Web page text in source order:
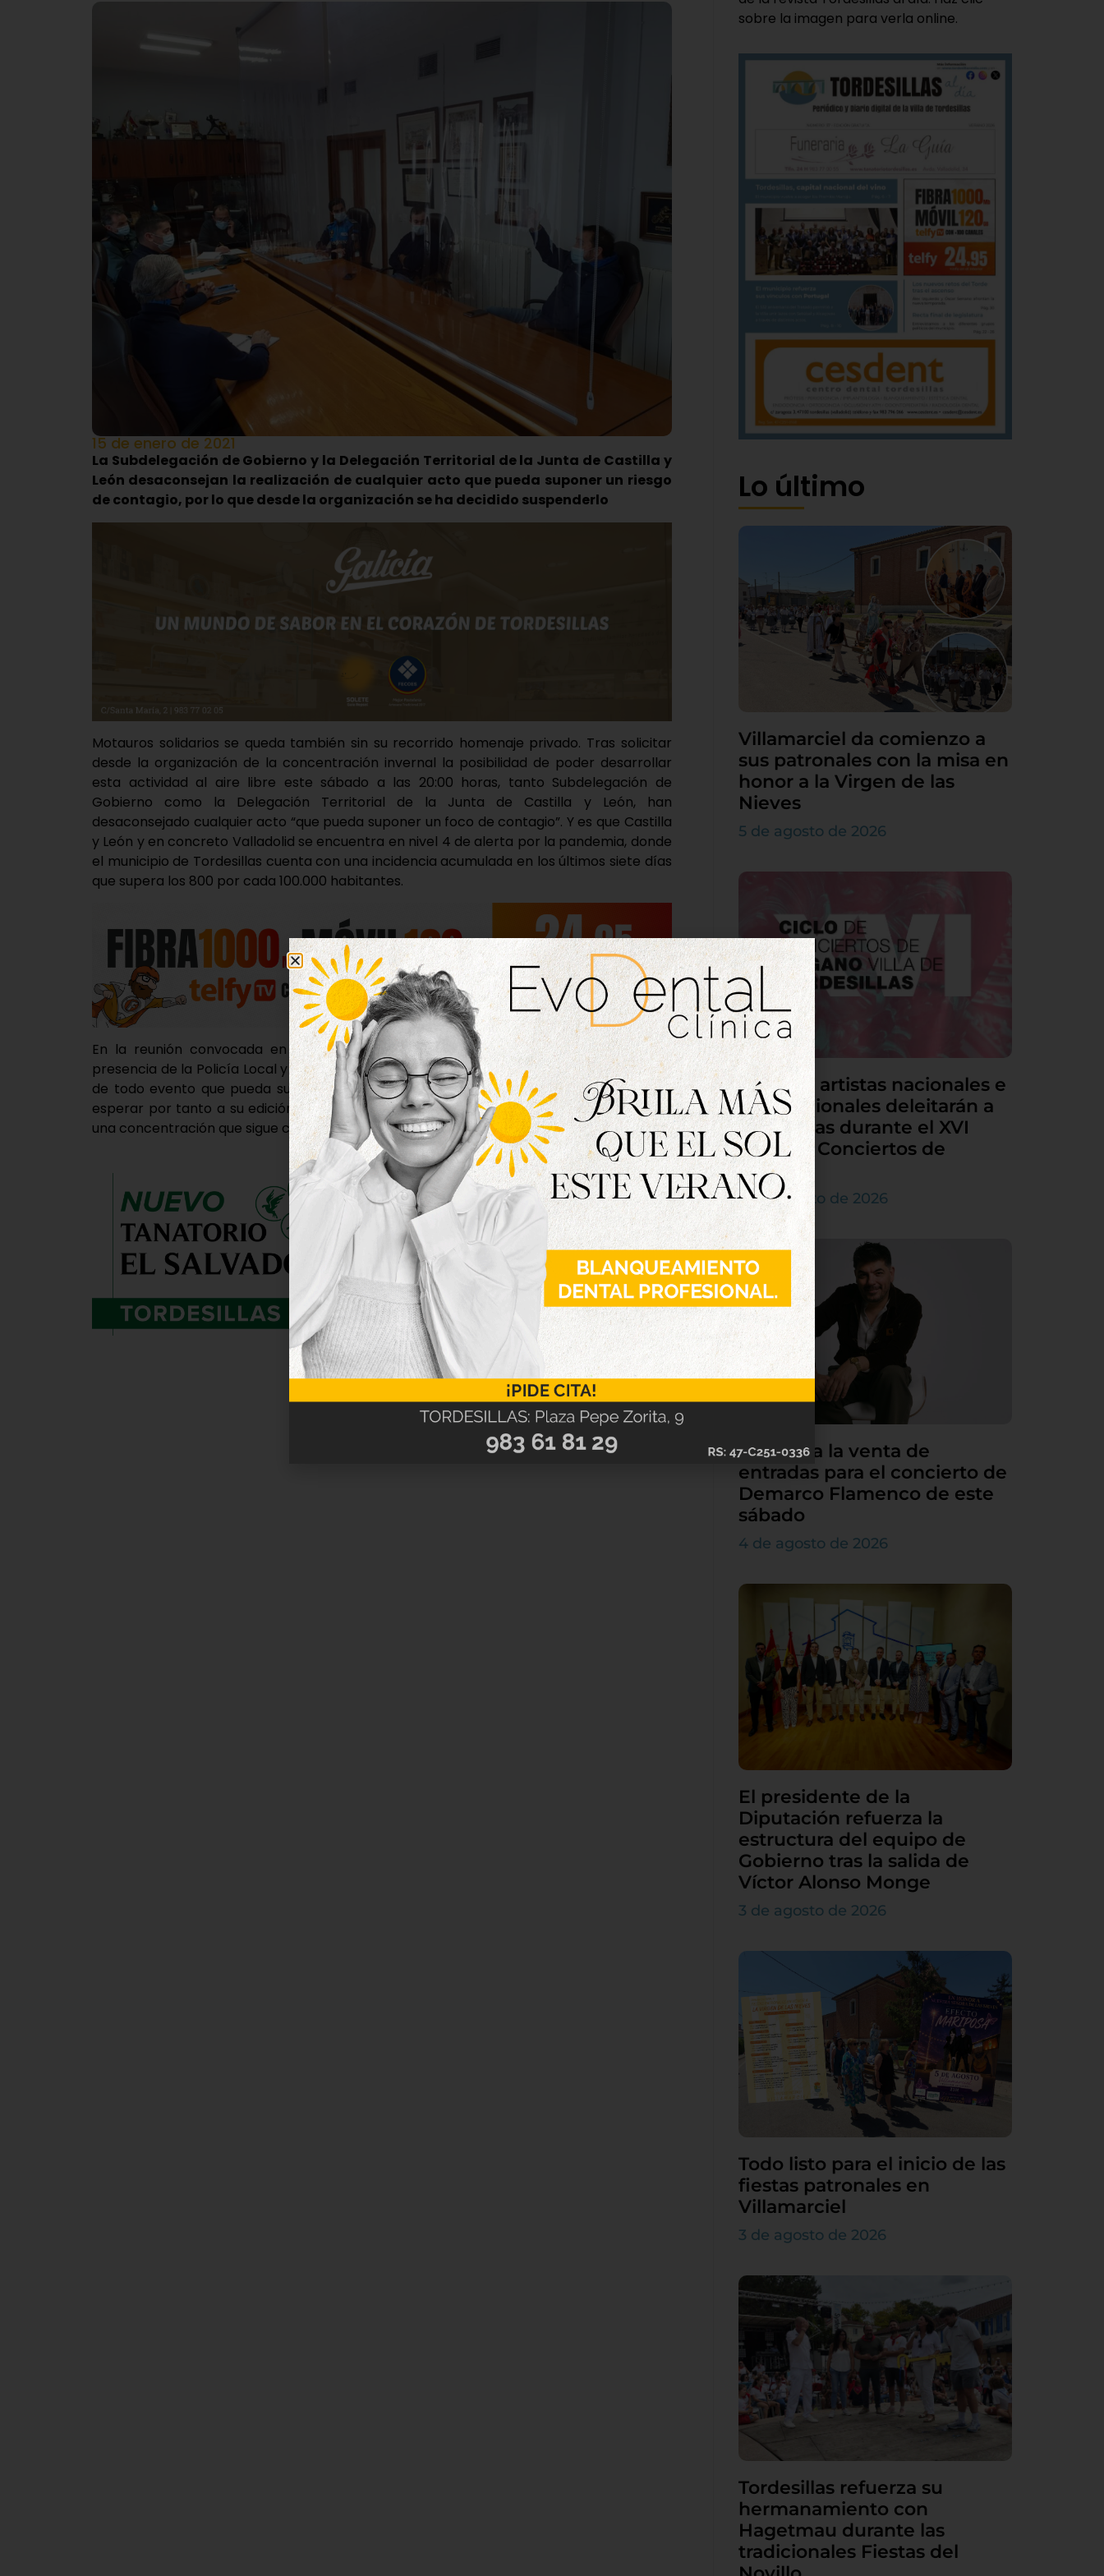
15 de enero de 2021
La Subdelegación de Gobierno y la Delegación Territorial de la Junta de Castilla y
León desaconsejan la realización de cualquier acto que pueda suponer un riesgo
de contagio, por lo que desde la organización se ha decidido suspenderlo
Motauros solidarios se queda también sin su recorrido homenaje privado. Tras solicitar
desde la organización de la concentración invernal la posibilidad de poder desarrollar
esta actividad al aire libre este sábado a las 20:00 horas, tanto Subdelegación de
Gobierno como la Delegación Territorial de la Junta de Castilla y León, han
desaconsejado cualquier acto “que pueda suponer un foco de contagio”. Y es que Castilla
y León y en concreto Valladolid se encuentra en nivel 4 de alerta por la pandemia, donde
el municipio de Tordesillas cuenta con una incidencia acumulada en los últimos siete días
que supera los 800 por cada 100.000 habitantes.
En la reunión convocada en el día de ayer en el Ayuntamiento de Tordesillas, con
presencia de la Policía Local y Guardia Civil, de manera unánime, se decidió la suspensión
de todo evento que pueda suponer una concentración de personas. Motauros deberá
esperar por tanto a su edición de 2022, con la vista puesta en retomar la normalidad a
una concentración que sigue creciendo año tras año.
sobre la imagen para verla online.
Lo último
Villamarciel da comienzo a
sus patronales con la misa en
honor a la Virgen de las
Nieves
5 de agosto de 2026
Grandes artistas nacionales e
internacionales deleitarán a
Tordesillas durante el XVI
Ciclo de Conciertos de
Órgano
4 de agosto de 2026
Continúa la venta de
entradas para el concierto de
Demarco Flamenco de este
sábado
4 de agosto de 2026
El presidente de la
Diputación refuerza la
estructura del equipo de
Gobierno tras la salida de
Víctor Alonso Monge
3 de agosto de 2026
Todo listo para el inicio de las
fiestas patronales en
Villamarciel
3 de agosto de 2026
Tordesillas refuerza su
hermanamiento con
Hagetmau durante las
tradicionales Fiestas del